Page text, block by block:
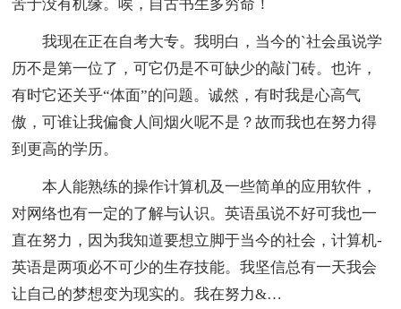
苦于没有机缘。唉，自古书生多穷命！
我现在正在自考大专。我明白，当今的`社会虽说学
历不是第一位了，可它仍是不可缺少的敲门砖。也许，
有时它还关乎“体面”的问题。诚然，有时我是心高气
傲，可谁让我偏食人间烟火呢不是？故而我也在努力得
到更高的学历。
本人能熟练的操作计算机及一些简单的应用软件，
对网络也有一定的了解与认识。英语虽说不好可我也一
直在努力，因为我知道要想立脚于当今的社会，计算机-
英语是两项必不可少的生存技能。我坚信总有一天我会
让自己的梦想变为现实的。我在努力&…